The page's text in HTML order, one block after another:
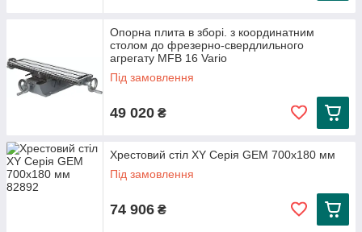
Опорна плита в зборі. з координатним
столом до фрезерно-свердлильного
агрегату MFB 16 Vario
Під замовлення
49 020 ₴
Хрестовий стіл XY Серія GEM 700x180 мм
Під замовлення
74 906 ₴